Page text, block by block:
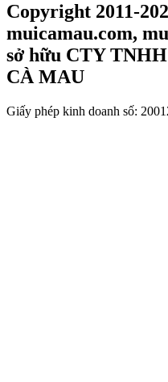
Copyright 2011-
muicamau.com,
sở hữu CTY
CÀ MAU
Giấy phép kinh doanh số: